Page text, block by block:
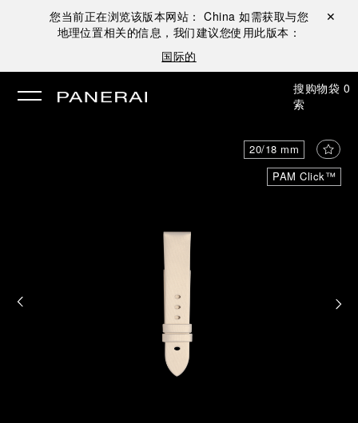
您当前正在浏览该版本网站： China 如需获取与您
地理位置相关的信息，我们建议您使用此版本：
国际的
关闭 ✕
搜
索
购物袋 0
PAM Click™
20/18 mm